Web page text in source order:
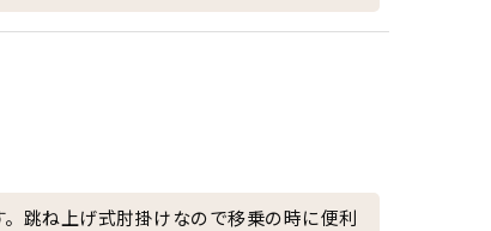
跳ね上げ式肘掛けなので移乗の時に便利